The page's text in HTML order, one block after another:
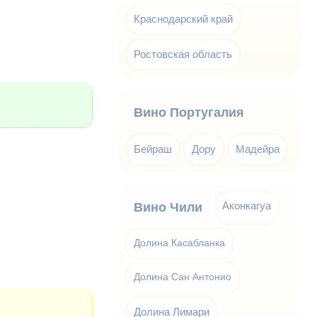
Краснодарский край
Ростовская область
Вино Португалия
Бейраш Дору Мадейра
Вино Чили Аконкагуа
Долина Касабланка
Долина Сан Антонио
Долина Лимари